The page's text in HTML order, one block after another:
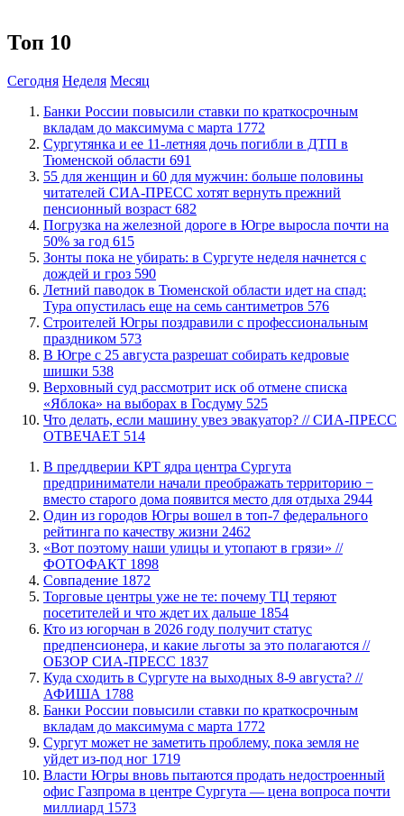
Топ 10
Сегодня Неделя Месяц
​Банки России повысили ставки по краткосрочным
вкладам до максимума с марта 1772
Сургутянка и ее 11-летняя дочь погибли в ДТП в
Тюменской области 691
​55 для женщин и 60 для мужчин: больше половины
читателей СИА-ПРЕСС хотят вернуть прежний
пенсионный возраст 682
​Погрузка на железной дороге в Югре выросла почти на
50% за год 615
​Зонты пока не убирать: в Сургуте неделя начнется с
дождей и гроз 590
​Летний паводок в Тюменской области идет на спад:
Тура опустилась еще на семь сантиметров 576
​Строителей Югры поздравили с профессиональным
праздником 573
​В Югре с 25 августа разрешат собирать кедровые
шишки 538
​Верховный суд рассмотрит иск об отмене списка
«Яблока» на выборах в Госдуму 525
​Что делать, если машину увез эвакуатор? // СИА-ПРЕСС
ОТВЕЧАЕТ 514
​В преддверии КРТ ядра центра Сургута
предприниматели начали преображать территорию −
вместо старого дома появится место для отдыха 2944
Один из городов Югры вошел в топ-7 федерального
рейтинга по качеству жизни 2462
«Вот поэтому наши улицы и утопают в грязи» //
ФОТОФАКТ 1898
​Совпадение 1872
Торговые центры уже не те: почему ТЦ теряют
посетителей и что ждет их дальше 1854
Кто из югорчан в 2026 году получит статус
предпенсионера, и какие льготы за это полагаются //
ОБЗОР СИА-ПРЕСС 1837
​Куда сходить в Сургуте на выходных 8-9 августа? //
АФИША 1788
​Банки России повысили ставки по краткосрочным
вкладам до максимума с марта 1772
Сургут может не заметить проблему, пока земля не
уйдет из-под ног 1719
Власти Югры вновь пытаются продать недостроенный
офис Газпрома в центре Сургута — цена вопроса почти
миллиард 1573